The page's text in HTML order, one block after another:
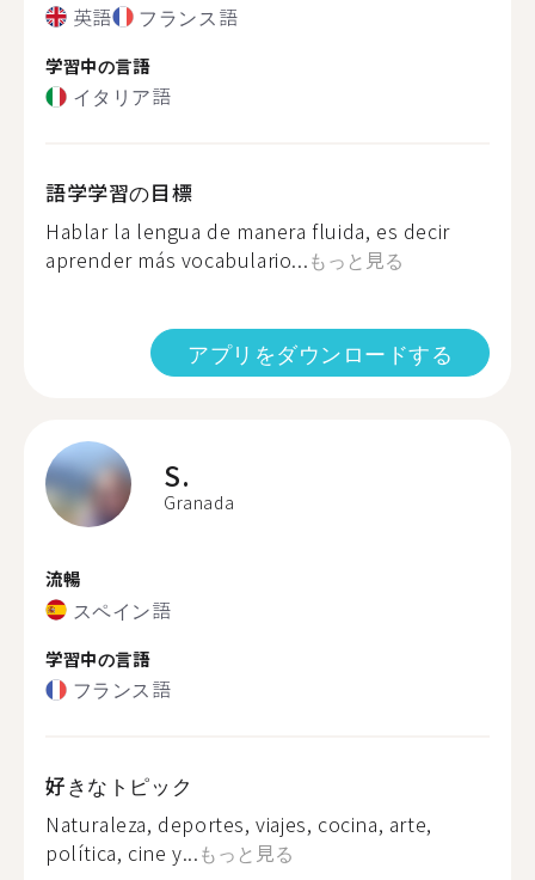
英語 フランス語
学習中の言語
イタリア語
語学学習の目標
Hablar la lengua de manera fluida, es decir
aprender más vocabulario...もっと見る
アプリをダウンロードする
S.
Granada
流暢
スペイン語
学習中の言語
フランス語
好きなトピック
Naturaleza, deportes, viajes, cocina, arte,
política, cine y...もっと見る